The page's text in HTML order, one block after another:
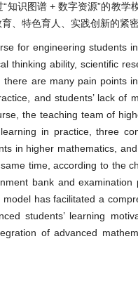
识图谱 + 数字资源”的教
、特色育人、实践创新的紧
for engineering students
thinking ability, scientific
are many pain points
and students’ lack of
the teaching team of
in practice, three
in higher mathematics,
time, according to the
bank and
has facilitated a
students’ learning
of advanced